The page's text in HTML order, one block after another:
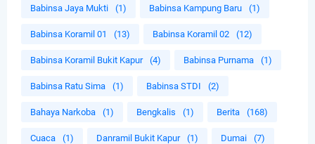
Babinsa Jaya Mukti (1) Babinsa Kampung Baru (1)
Babinsa Koramil 01 (13) Babinsa Koramil 02 (12)
Babinsa Koramil Bukit Kapur (4) Babinsa Purnama (1)
Babinsa Ratu Sima (1) Babinsa STDI (2)
Bahaya Narkoba (1) Bengkalis (1) Berita (168)
Cuaca (1) Danramil Bukit Kapur (1) Dumai (7)